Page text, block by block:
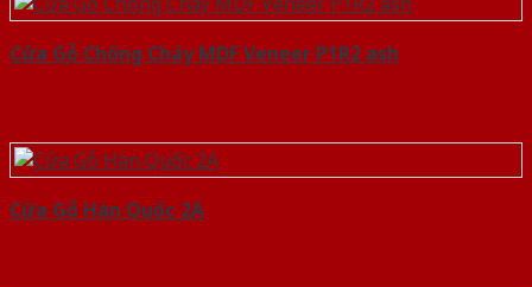
Cửa Gỗ Chống Cháy MDF Veneer P1R2 ash
Cửa Gỗ Hàn Quốc 2A